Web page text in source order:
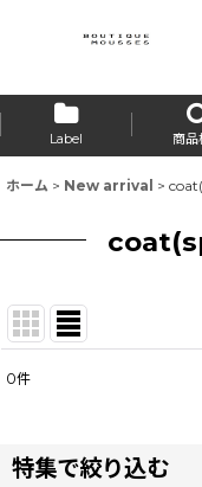
Label 商品
ホーム > New arrival >
並び順:
0件
特集で絞り込む